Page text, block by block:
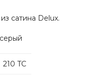
сатина Delux.
210 TC